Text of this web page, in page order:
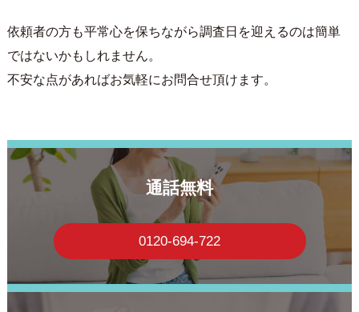
依頼者の方も平常心を保ちながら調査日を迎えるのは簡単
ではないかもしれません。
不安な点があればお気軽にお問合せ頂けます。
通話無料
0120-694-722